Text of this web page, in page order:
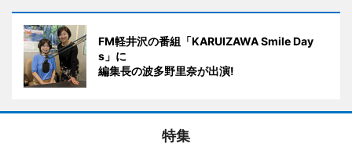
FM軽井沢の番組「KARUIZAWA Smile Day
s」に
編集長の波多野里奈が出演!
特集